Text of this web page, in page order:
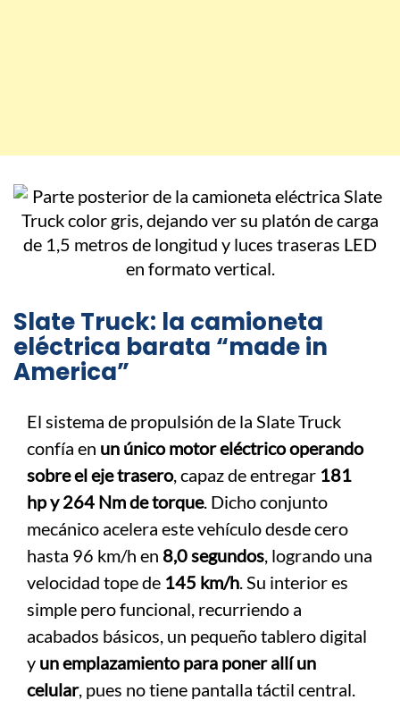
Slate Truck: la camioneta
eléctrica barata “made in
America”
El sistema de propulsión de la Slate Truck
confía en un único motor eléctrico operando
sobre el eje trasero, capaz de entregar 181
hp y 264 Nm de torque. Dicho conjunto
mecánico acelera este vehículo desde cero
hasta 96 km/h en 8,0 segundos, logrando una
velocidad tope de 145 km/h. Su interior es
simple pero funcional, recurriendo a
acabados básicos, un pequeño tablero digital
y un emplazamiento para poner allí un
celular, pues no tiene pantalla táctil central.